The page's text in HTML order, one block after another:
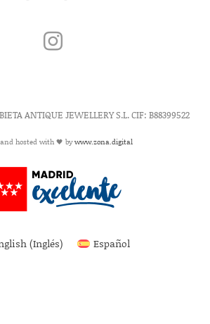
ANTIQUE JEWELLERY S.L. CIF: B88399522
hosted with 🖤 bywww.zona.digital
(Inglés) Español